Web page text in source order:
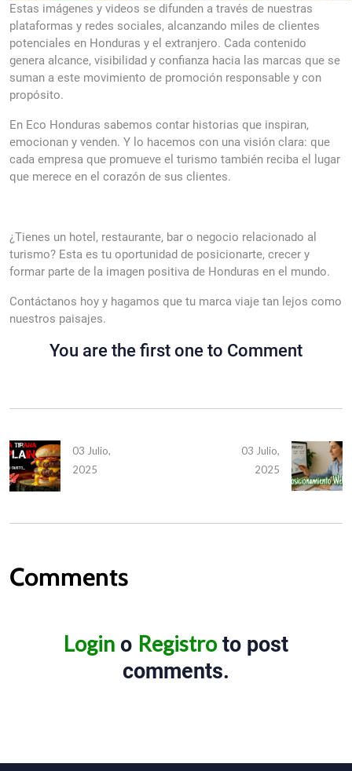
Estas imágenes y videos se difunden a través de nuestras
plataformas y redes sociales, alcanzando miles de clientes
potenciales en Honduras y el extranjero. Cada contenido
genera alcance, visibilidad y confianza hacia las marcas que se
suman a este movimiento de promoción responsable y con
propósito.
En Eco Honduras sabemos contar historias que inspiran,
emocionan y venden. Y lo hacemos con una visión clara: que
cada empresa que promueve el turismo también reciba el lugar
que merece en el corazón de sus clientes.
¿Tienes un hotel, restaurante, bar o negocio relacionado al
turismo? Esta es tu oportunidad de posicionarte, crecer y
formar parte de la imagen positiva de Honduras en el mundo.
Contáctanos hoy y hagamos que tu marca viaje tan lejos como
nuestros paisajes.
You are the first one to Comment
03 Julio,
2025
03 Julio,
2025
Comments
Login o Registroto post
comments.